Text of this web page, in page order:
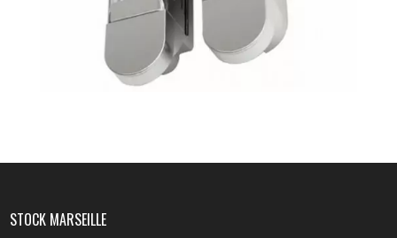
STOCK MARSEILLE